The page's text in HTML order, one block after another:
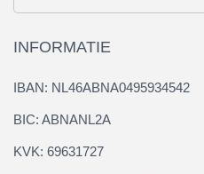
INFORMATIE
IBAN: NL46ABNA0495934542
BIC: ABNANL2A
KVK: 69631727